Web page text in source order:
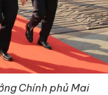
Chính phủ Mai